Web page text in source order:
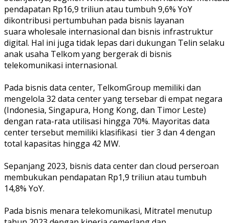
pendapatan Rp16,9 triliun atau tumbuh 9,6% YoY
dikontribusi pertumbuhan pada bisnis layanan
suara wholesale internasional dan bisnis infrastruktur
digital. Hal ini juga tidak lepas dari dukungan Telin selaku
anak usaha Telkom yang bergerak di bisnis
telekomunikasi internasional.
Pada bisnis data center, TelkomGroup memiliki dan
mengelola 32 data center yang tersebar di empat negara
(Indonesia, Singapura, Hong Kong, dan Timor Leste)
dengan rata-rata utilisasi hingga 70%. Mayoritas data
center tersebut memiliki klasifikasi tier 3 dan 4 dengan
total kapasitas hingga 42 MW.
Sepanjang 2023, bisnis data center dan cloud perseroan
membukukan pendapatan Rp1,9 triliun atau tumbuh
14,8% YoY.
Pada bisnis menara telekomunikasi, Mitratel menutup